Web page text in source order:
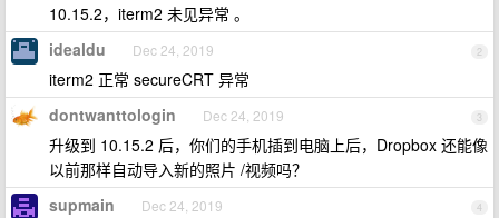
10.15.2，iterm2 未见异常 。
2
idealdu Dec 24, 2019
iterm2 正常 secureCRT 异常
3
dontwanttologin Dec 24, 2019
升级到 10.15.2 后，你们的手机插到电脑上后，Dropbox 还能像
以前那样自动导入新的照片 /视频吗？
4
supmain Dec 24, 2019